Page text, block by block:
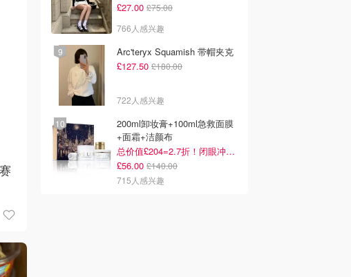
£27.00 £75.00
766人感兴趣
Arc'teryx Squamish 带帽夹克
£127.50 £180.00
722人感兴趣
200ml卸妆膏+100ml急救面膜
+面霜+洁颜布
总价值£204=2.7折！闭眼冲这套！
£56.00 £140.00
715人感兴趣